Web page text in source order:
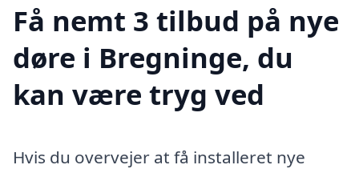
Få nemt 3 tilbud på nye
døre i Bregninge, du
kan være tryg ved
Hvis du overvejer at få installeret nye